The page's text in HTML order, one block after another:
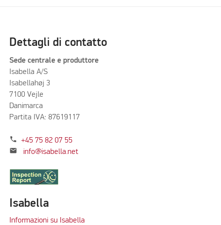
Dettagli di contatto
Sede centrale e produttore
Isabella A/S
Isabellahøj 3
7100 Vejle
Danimarca
Partita IVA: 87619117
phone +45 75 82 07 55
mail info@isabella.net
Isabella
Informazioni su Isabella